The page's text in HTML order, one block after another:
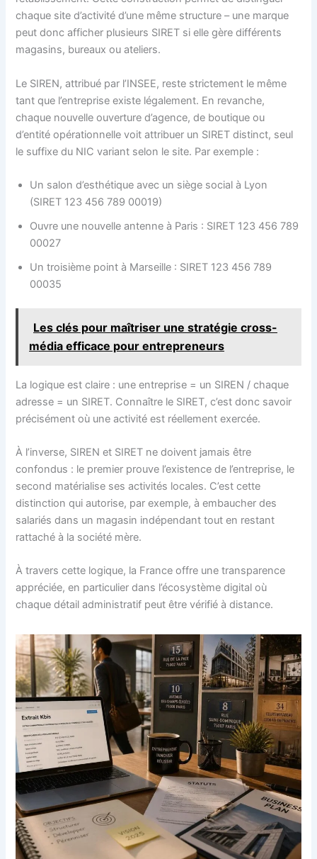
chaque site d’activité d’une même structure – une marque
peut donc afficher plusieurs SIRET si elle gère différents
magasins, bureaux ou ateliers.
Le SIREN, attribué par l’INSEE, reste strictement le même
tant que l’entreprise existe légalement. En revanche,
chaque nouvelle ouverture d’agence, de boutique ou
d’entité opérationnelle voit attribuer un SIRET distinct, seul
le suffixe du NIC variant selon le site. Par exemple :
Un salon d’esthétique avec un siège social à Lyon
(SIRET 123 456 789 00019)
Ouvre une nouvelle antenne à Paris : SIRET 123 456 789
00027
Un troisième point à Marseille : SIRET 123 456 789
00035
Les clés pour maîtriser une stratégie cross-
média efficace pour entrepreneurs
La logique est claire : une entreprise = un SIREN / chaque
adresse = un SIRET. Connaître le SIRET, c’est donc savoir
précisément où une activité est réellement exercée.
À l’inverse, SIREN et SIRET ne doivent jamais être
confondus : le premier prouve l’existence de l’entreprise, le
second matérialise ses activités locales. C’est cette
distinction qui autorise, par exemple, à embaucher des
salariés dans un magasin indépendant tout en restant
rattaché à la société mère.
À travers cette logique, la France offre une transparence
appréciée, en particulier dans l’écosystème digital où
chaque détail administratif peut être vérifié à distance.